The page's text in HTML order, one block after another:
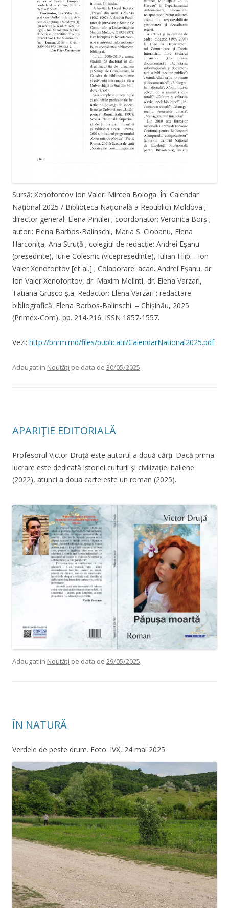
Sursă: Xenofontov Ion Valer. Mircea Bologa. În: Calendar
Național 2025 / Biblioteca Națională a Republicii Moldova ;
director general: Elena Pintilei ; coordonator: Veronica Borș ;
autori: Elena Barbos-Balinschi, Maria S. Ciobanu, Elena
Harconița, Ana Struță ; colegiul de redacție: Andrei Eșanu
(președinte), Iurie Colesnic (vicepreședinte), Iulian Filip… Ion
Valer Xenofontov [et al.] ; Colaborare: acad. Andrei Eșanu, dr.
Ion Valer Xenofontov, dr. Maxim Melinti, dr. Elena Varzari,
Tatiana Grușco ș.a. Redactor: Elena Varzari ; redactare
bibliografică: Elena Barbos-Balinschi. – Chișinău, 2025
(Primex-Com), pp. 214-216. ISSN 1857-1557.
Vezi: http://bnrm.md/files/publicatii/CalendarNational2025.pdf
Adaugat in Noutăți pe data de 30/05/2025.
APARIŢIE EDITORIALĂ
Profesorul Victor Druţă este autorul a două cărţi. Dacă prima
lucrare este dedicată istoriei culturii şi civilizaţiei italiene
(2022), atunci a doua carte este un roman (2025).
Adaugat in Noutăți pe data de 29/05/2025.
ÎN NATURĂ
Verdele de peste drum. Foto: IVX, 24 mai 2025